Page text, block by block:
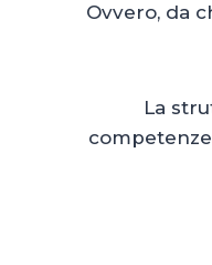
Ovvero, da
La